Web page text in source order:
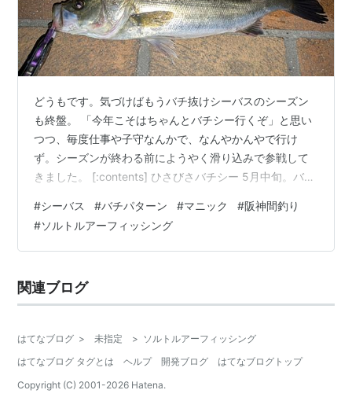
どうもです。気づけばもうバチ抜けシーバスのシーズン
も終盤。 「今年こそはちゃんとバチシー行くぞ」と思い
つつ、毎度仕事や子守なんかで、なんやかんやで行け
ず。シーズンが終わる前にようやく滑り込みで参戦して
きました。 [:contents] ひさびさバチシー 5月中旬。バチ
頃です。 本当はウェーディングで狙いたかったところな
んですが、潮位が合わなかったためにオカッパリポイン
トへ。 最近の釣果情報をながめて事前リサーチしたとこ
子は良さそう。 ひさびさのナイトゲームにわくわくしな
がらポイントに入ったところ…
#シーバス #バチパターン #マニック #阪神間釣り
#ソルトルアーフィッシング
関連ブログ
はてなブログ > 未指定 > ソルトルアーフィッシング
はてなブログ タグとは
ヘルプ 開発ブログ
はてなブログトップ
Copyright (C) 2001-2026 Hatena.